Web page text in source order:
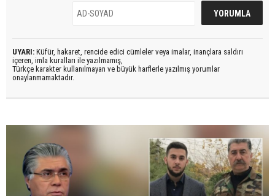
UYARI: Küfür, hakaret, rencide edici cümleler veya imalar, inançlara saldırı
içeren, imla kuralları ile yazılmamış,
Türkçe karakter kullanılmayan ve büyük harflerle yazılmış yorumlar
onaylanmamaktadır.